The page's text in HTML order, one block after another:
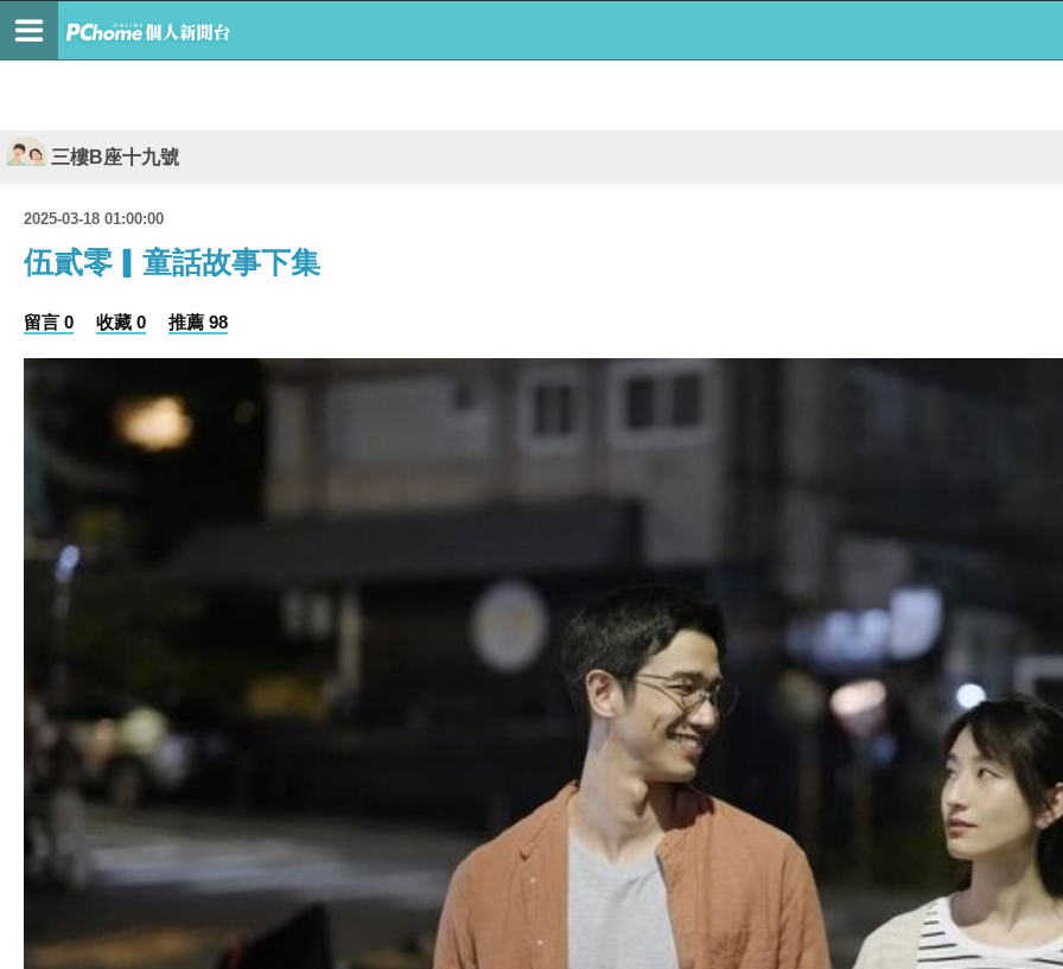
三樓B座十九號
2025-03-18 01:00:00
伍貳零▎童話故事下集
留言 0 收藏 0 推薦 98